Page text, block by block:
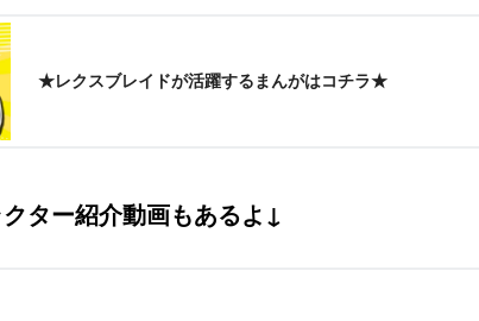
★レクスブレイドが活躍するまんがはコチラ★
ター紹介動画もあるよ↓